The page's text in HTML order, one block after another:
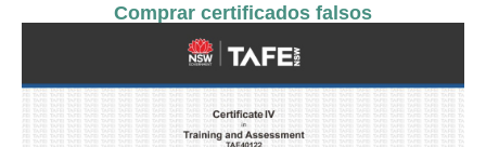
Comprar certificados falsos